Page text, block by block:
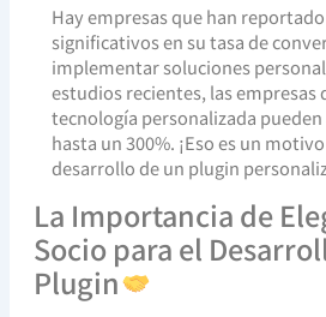
Hay empresas que han
significativos en su tasa de
implementar soluciones
estudios recientes, las empresas
tecnología personalizada pueden
hasta un 300%. ¡Eso es un
desarrollo de un plugin
La Importancia de
Socio para el
Plugin